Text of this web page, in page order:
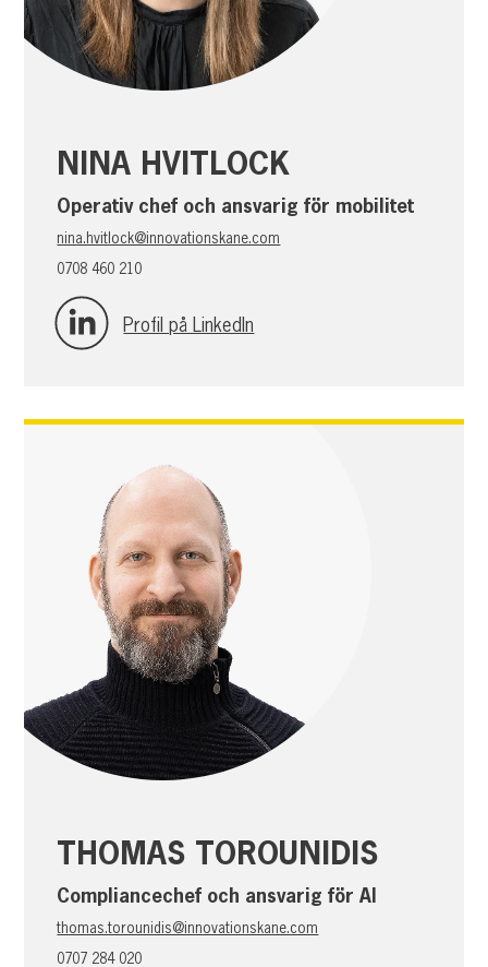
NINA HVITLOCK
Operativ chef och ansvarig för mobilitet
nina.hvitlock@innovationskane.com
0708 460 210
Profil på LinkedIn
THOMAS TOROUNIDIS
Compliancechef och ansvarig för AI
thomas.torounidis@innovationskane.com
0707 284 020